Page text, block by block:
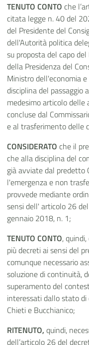
TENUTO CONTO che
citata legge n. 40 del
del Presidente del
dell'Autorità politica
su proposta del capo
della Presidenza del
Ministro dell'economia
disciplina del passaggio
medesimo articolo
concluse dal
e al trasferimento delle
CONSIDERATO che il
che alla disciplina del
già avviate dal predetto
l'emergenza e non
provvede mediante
sensi dell' articolo 26
gennaio 2018, n. 1;
TENUTO CONTO,
più decreti ai sensi del
comunque necessario
soluzione di continuità,
superamento del
interessati dallo stato di
Chieti e Bucchianico;
RITENUTO, quindi,
dell’articolo 26 del